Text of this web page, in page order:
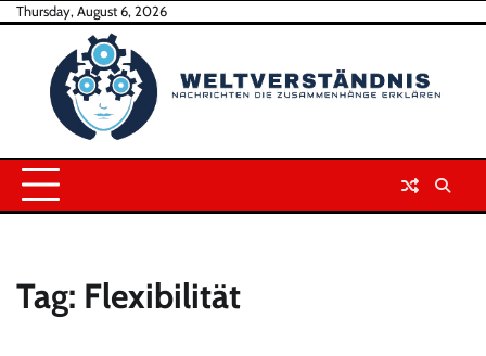
SkipThursday, August 6, 2026
Tag: Flexibilität